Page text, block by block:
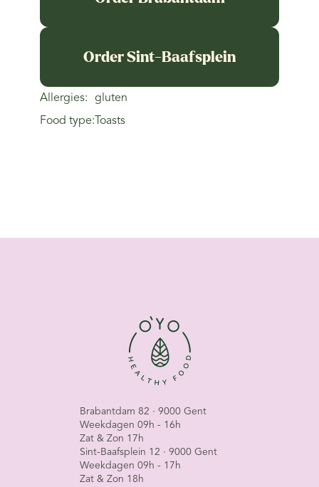
Order Sint-Baafsplein
Allergies:
gluten
Food type: Toasts
Brabantdam 82 · 9000 Gent
Weekdagen 09h - 16h
Zat & Zon 17h
Sint-Baafsplein 12 · 9000 Gent
Weekdagen 09h - 17h
Zat & Zon 18h